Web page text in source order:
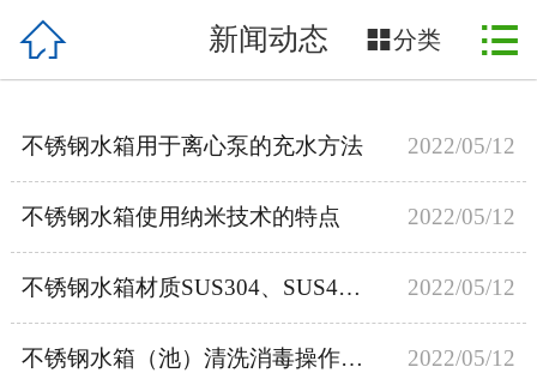
 首页
产品展示
新闻动态
案例展示
 新闻动态 分类 
不锈钢水箱用于离心泵的充水方法 2022/05/12
不锈钢水箱使用纳米技术的特点 2022/05/12
不锈钢水箱材质SUS304、SUS444、SUS316的区别 2022/05/12
不锈钢水箱（池）清洗消毒操作流程 2022/05/12